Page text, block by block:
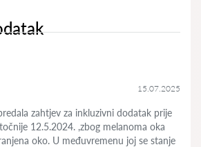
15.07.2025
zahtjev za inkluzivni dodatak prije
12.5.2024. ,zbog melanoma oka
oko. U međuvremenu joj se stanje